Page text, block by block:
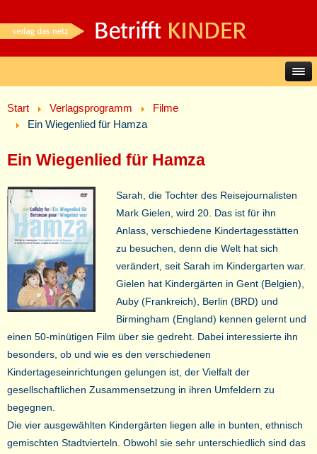
Start Verlagsprogramm
Filme
Ein Wiegenlied für Hamza
Ein Wiegenlied für Hamza
Sarah, die Tochter des Reisejournalisten
Mark Gielen, wird 20. Das ist für ihn
Anlass, verschiedene Kindertagesstätten
zu besuchen, denn die Welt hat sich
verändert, seit Sarah im Kindergarten war.
Gielen hat Kindergärten in Gent (Belgien),
Auby (Frankreich), Berlin (BRD) und
Birmingham (England) kennen gelernt und
einen 50-minütigen Film über sie gedreht. Dabei interessierte ihn
besonders, ob und wie es den verschiedenen
Kindertageseinrichtungen gelungen ist, der Vielfalt der
gesellschaftlichen Zusammensetzung in ihren Umfeldern zu
begegnen.
Die vier ausgewählten Kindergärten liegen alle in bunten, ethnisch
gemischten Stadtvierteln. Obwohl sie sehr unterschiedlich sind das